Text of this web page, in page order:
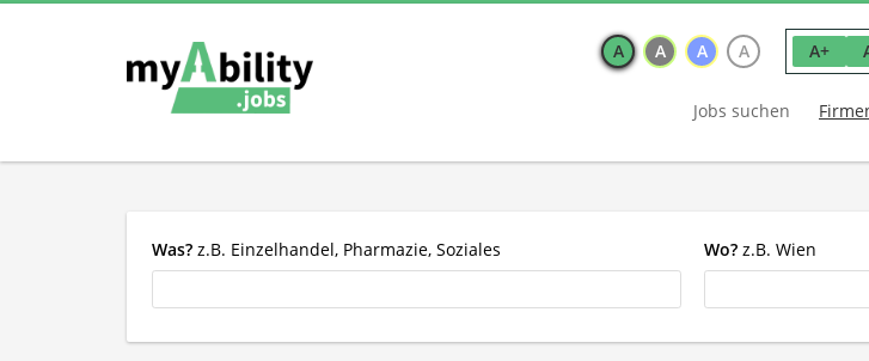
A A A A A+
Jobs suchen
Was? z.B. Einzelhandel, Pharmazie, Soziales Wo? z.B. Wien